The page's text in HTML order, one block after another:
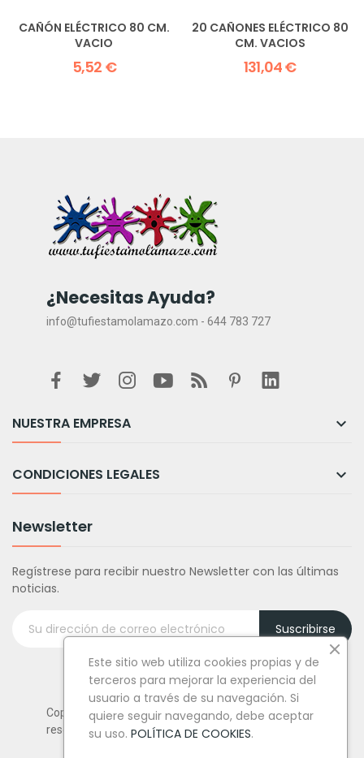
CAÑÓN ELÉCTRICO 80 CM.
VACIO
5,52 €
20 CAÑONES ELÉCTRICO 80
CM. VACIOS
131,04 €
¿Necesitas Ayuda?
info@tufiestamolamazo.com - 644 783 727
NUESTRA EMPRESA 
CONDICIONES LEGALES 
Newsletter
Regístrese para recibir nuestro Newsletter con las últimas
noticias.
Suscribirse
Copyright © Tufiestamolamazo.com - Todos los derechos
reservados.
Este sitio web utiliza cookies propias y de
terceros para mejorar la experiencia del
usuario a través de su navegación. Si
quiere seguir navegando, debe aceptar
su uso. POLÍTICA DE COOKIES.